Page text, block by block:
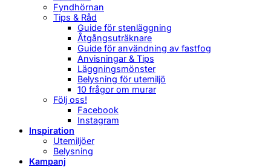
Fyndhörnan
Tips & Råd
Guide för stenläggning
Åtgångsuträknare
Guide för användning av fastfog
Anvisningar & Tips
Läggningsmönster
Belysning för utemiljö
10 frågor om murar
Följ oss!
Facebook
Instagram
Inspiration
Utemiljöer
Belysning
Kampanj